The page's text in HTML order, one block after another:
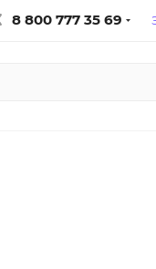
8 800 777 35 69